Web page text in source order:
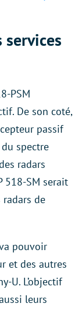
services
PSM
De son coté,
passif
spectre
radars
518-SM serait
de
pouvoir
et des autres
U. L’objectif
leurs